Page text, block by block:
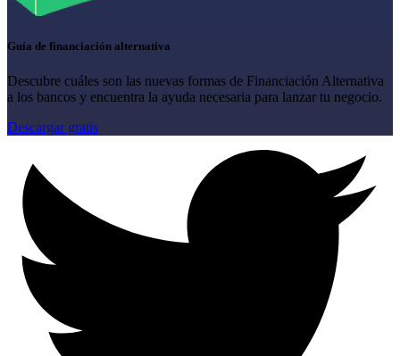
Guía de financiación alternativa
Descubre cuáles son las nuevas formas de Financiación Alternativa
a los bancos y encuentra la ayuda necesaria para lanzar tu negocio.
Descargar gratis